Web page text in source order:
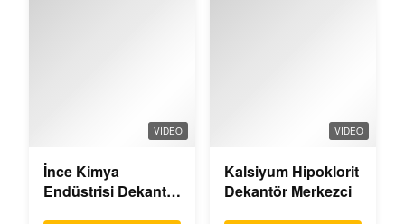
VIDEO
İnce Kimya
Endüstrisi Dekantör
VIDEO
Kalsiyum Hipoklorit
Dekantör Merkezci